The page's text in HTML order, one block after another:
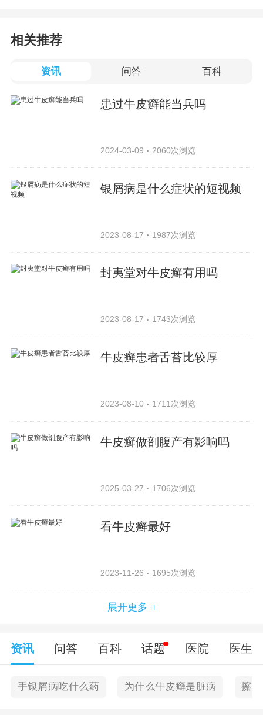
相关推荐
资讯 问答 百科
患过牛皮癣能当兵吗
2024-03-09 2060次浏览
银屑病是什么症状的短视频
2023-08-17 1987次浏览
封夷堂对牛皮癣有用吗
2023-08-17 1743次浏览
牛皮癣患者舌苔比较厚
2023-08-10 1711次浏览
牛皮癣做剖腹产有影响吗
2025-03-27 1706次浏览
看牛皮癣最好
2023-11-26 1695次浏览
展开更多
资讯 问答 百科 话题 医院 医生
手银屑病吃什么药 为什么牛皮癣是脏病 擦